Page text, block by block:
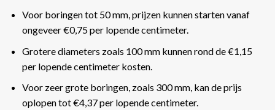
Voor boringen tot 50 mm, prijzen kunnen starten vanaf
ongeveer €0,75 per lopende centimeter.
Grotere diameters zoals 100 mm kunnen rond de €1,15
per lopende centimeter kosten.
Voor zeer grote boringen, zoals 300 mm, kan de prijs
oplopen tot €4,37 per lopende centimeter​​.